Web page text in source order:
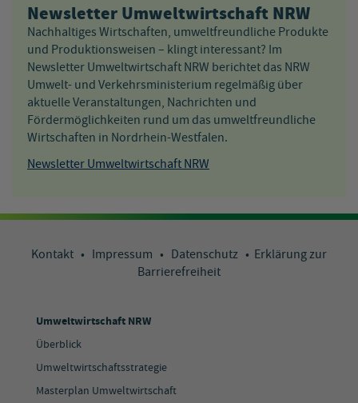
Newsletter Umweltwirtschaft NRW
Nachhaltiges Wirtschaften, umweltfreundliche Produkte
und Produktionsweisen – klingt interessant? Im
Newsletter Umweltwirtschaft NRW berichtet das NRW
Umwelt- und Verkehrsministerium regelmäßig über
aktuelle Veranstaltungen, Nachrichten und
Fördermöglichkeiten rund um das umweltfreundliche
Wirtschaften in Nordrhein-Westfalen.
Newsletter Umweltwirtschaft NRW
Kontakt • Impressum • Datenschutz • Erklärung zur
Barrierefreiheit
Umweltwirtschaft NRW
Überblick
Umweltwirtschaftsstrategie
Masterplan Umweltwirtschaft